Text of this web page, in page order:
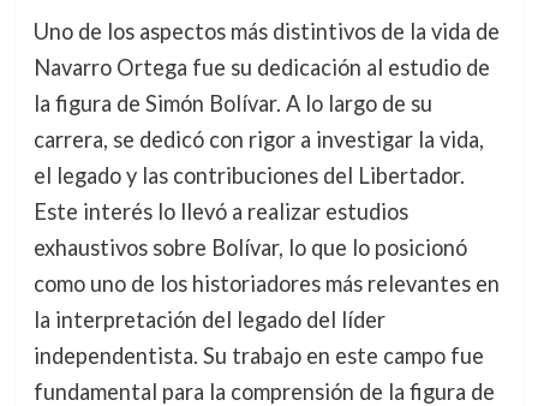
Uno de los aspectos más distintivos de la vida de
Navarro Ortega fue su dedicación al estudio de
la figura de Simón Bolívar. A lo largo de su
carrera, se dedicó con rigor a investigar la vida,
el legado y las contribuciones del Libertador.
Este interés lo llevó a realizar estudios
exhaustivos sobre Bolívar, lo que lo posicionó
como uno de los historiadores más relevantes en
la interpretación del legado del líder
independentista. Su trabajo en este campo fue
fundamental para la comprensión de la figura de